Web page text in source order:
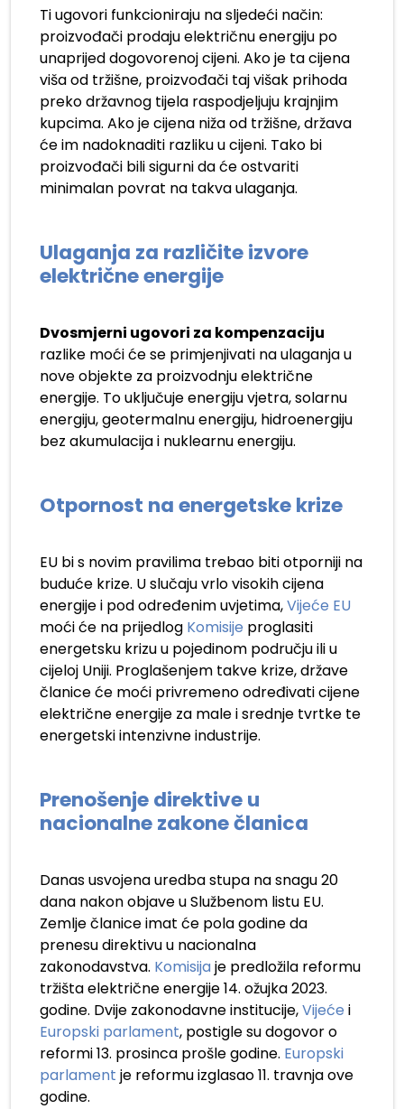
Ti ugovori funkcioniraju na sljedeći način:
proizvođači prodaju električnu energiju po
unaprijed dogovorenoj cijeni. Ako je ta cijena
viša od tržišne, proizvođači taj višak prihoda
preko državnog tijela raspodjeljuju krajnjim
kupcima. Ako je cijena niža od tržišne, država
će im nadoknaditi razliku u cijeni. Tako bi
proizvođači bili sigurni da će ostvariti
minimalan povrat na takva ulaganja.
Ulaganja za različite izvore
električne energije
Dvosmjerni ugovori za kompenzaciju
razlike moći će se primjenjivati na ulaganja u
nove objekte za proizvodnju električne
energije. To uključuje energiju vjetra, solarnu
energiju, geotermalnu energiju, hidroenergiju
bez akumulacija i nuklearnu energiju.
Otpornost na energetske krize
EU bi s novim pravilima trebao biti otporniji na
buduće krize. U slučaju vrlo visokih cijena
energije i pod određenim uvjetima,Vijeće EU
moći će na prijedlog Komisije proglasiti
energetsku krizu u pojedinom području ili u
cijeloj Uniji. Proglašenjem takve krize, države
članice će moći privremeno određivati cijene
električne energije za male i srednje tvrtke te
energetski intenzivne industrije.
Prenošenje direktive u
nacionalne zakone članica
Danas usvojena uredba stupa na snagu 20
dana nakon objave u Službenom listu EU.
Zemlje članice imat će pola godine da
prenesu direktivu u nacionalna
zakonodavstva. Komisijaje predložila reformu
tržišta električne energije 14. ožujka 2023.
godine. Dvije zakonodavne institucije,Vijeće i
Europski parlament, postigle su dogovor o
reformi 13. prosinca prošle godine. Europski
parlament je reformu izglasao 11. travnja ove
godine.